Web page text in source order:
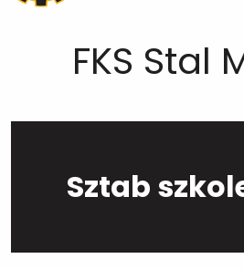
FKS Stal
Sztab